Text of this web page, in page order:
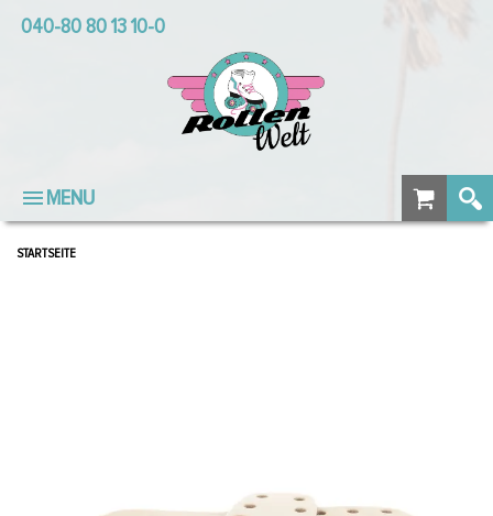
040-80 80 13 10-0
MENU
STARTSEITE